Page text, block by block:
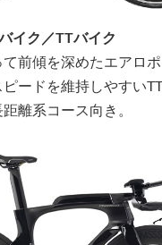
イク／TTバイク
前傾を深めたエアロ
ードを維持しやすい
離系コース向き。